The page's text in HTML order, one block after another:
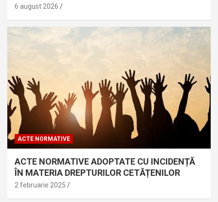
6 august 2026
ACTE NORMATIVE
ACTE NORMATIVE ADOPTATE CU INCIDENȚĂ
ÎN MATERIA DREPTURILOR CETĂȚENILOR
2 februarie 2025